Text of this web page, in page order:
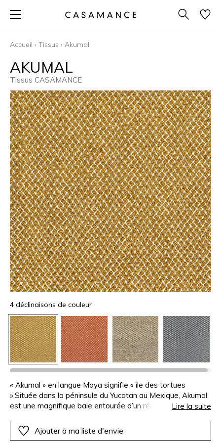
Accueil › Tissus › Akumal
AKUMAL
Tissus CASAMANCE
4 déclinaisons de couleur
« Akumal » en langue Maya signifie « île des tortues
».Située dans la péninsule du Yucatan au Mexique, Akumal
est une magnifique baie entourée d’un récif de
tissé d’un fil de chaîne blanc et d’un fil de trame fantaisie
de polypropylène, qui lui confère un beau relief.
Lire la suite
Ajouter à ma liste d'envie